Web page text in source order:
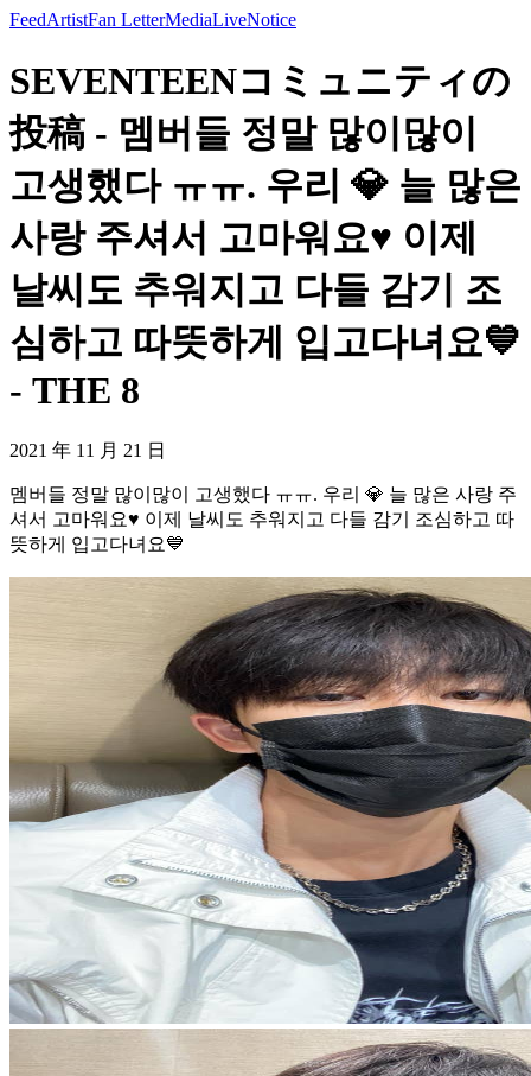
FeedArtistFan LetterMediaLiveNotice
SEVENTEENコミュニティの
投稿 - 멤버들 정말 많이많이
고생했다 ㅠㅠ. 우리 💎 늘 많은
사랑 주셔서 고마워요♥️ 이제
날씨도 추워지고 다들 감기 조
심하고 따뜻하게 입고다녀요💙
- THE 8
2021 年 11 月 21 日
멤버들 정말 많이많이 고생했다 ㅠㅠ. 우리 💎 늘 많은 사랑 주
셔서 고마워요♥️ 이제 날씨도 추워지고 다들 감기 조심하고 따
뜻하게 입고다녀요💙